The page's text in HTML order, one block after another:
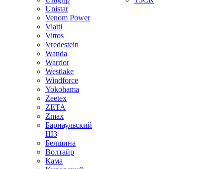
Unistar
Venom Power
Viatti
Vittos
Vredestein
Wanda
Warrior
Westlake
Windforce
Yokohama
Zeetex
ZETA
Zmax
Барнаульский
ШЗ
Белшина
Волтайр
Кама